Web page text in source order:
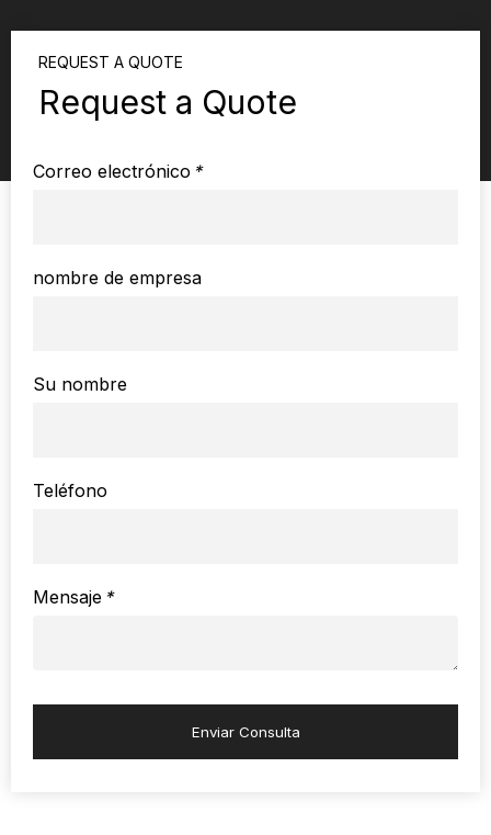
REQUEST A QUOTE
Request a Quote
*
Correo electrónico
nombre de empresa
Su nombre
Teléfono
*
Mensaje
Enviar Consulta